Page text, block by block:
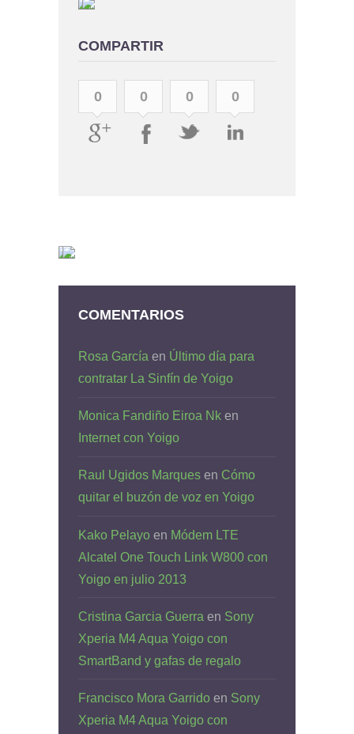
COMPARTIR
0 0 0 0
COMENTARIOS
Rosa García en Último día para
contratar La Sinfín de Yoigo
Monica Fandiño Eiroa Nk en
Internet con Yoigo
Raul Ugidos Marques en Cómo
quitar el buzón de voz en Yoigo
Kako Pelayo en Módem LTE
Alcatel One Touch Link W800 con
Yoigo en julio 2013
Cristina Garcia Guerra en Sony
Xperia M4 Aqua Yoigo con
SmartBand y gafas de regalo
Francisco Mora Garrido en Sony
Xperia M4 Aqua Yoigo con